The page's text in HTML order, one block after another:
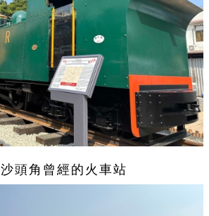
沙頭角曾經的火車站